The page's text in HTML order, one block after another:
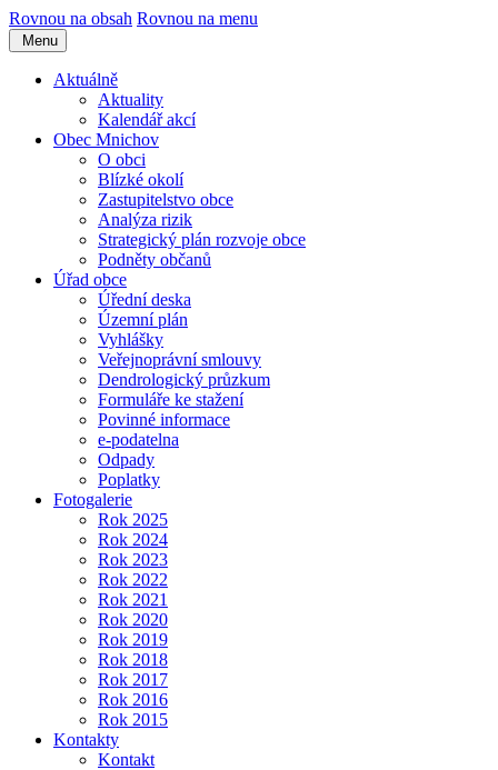
Rovnou na obsah Rovnou na menu
Menu
Aktuálně
Aktuality
Kalendář akcí
Obec Mnichov
O obci
Blízké okolí
Zastupitelstvo obce
Analýza rizik
Strategický plán rozvoje obce
Podněty občanů
Úřad obce
Úřední deska
Územní plán
Vyhlášky
Veřejnoprávní smlouvy
Dendrologický průzkum
Formuláře ke stažení
Povinné informace
e-podatelna
Odpady
Poplatky
Fotogalerie
Rok 2025
Rok 2024
Rok 2023
Rok 2022
Rok 2021
Rok 2020
Rok 2019
Rok 2018
Rok 2017
Rok 2016
Rok 2015
Kontakty
Kontakt